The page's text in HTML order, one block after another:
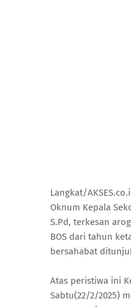
Langkat/
Oknum Kepala
S.Pd, terkesan
BOS dari tahun
bersahabat
Atas peristiwa ini
Sabtu(22/2/2025)